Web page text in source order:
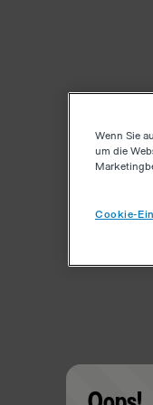
Wenn Sie
um die
Cookie-